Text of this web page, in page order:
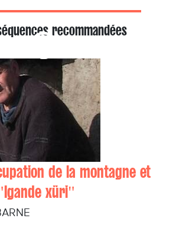
recommandées
de la montagne et
xüri"